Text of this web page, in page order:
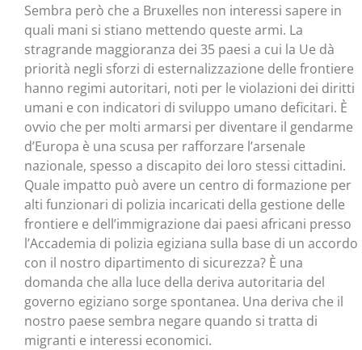
Sembra però che a Bruxelles non interessi sapere in
quali mani si stiano mettendo queste armi. La
stragrande maggioranza dei 35 paesi a cui la Ue dà
priorità negli sforzi di esternalizzazione delle frontiere
hanno regimi autoritari, noti per le violazioni dei diritti
umani e con indicatori di sviluppo umano deficitari. È
ovvio che per molti armarsi per diventare il gendarme
d’Europa è una scusa per rafforzare l’arsenale
nazionale, spesso a discapito dei loro stessi cittadini.
Quale impatto può avere un centro di formazione per
alti funzionari di polizia incaricati della gestione delle
frontiere e dell’immigrazione dai paesi africani presso
l’Accademia di polizia egiziana sulla base di un accordo
con il nostro dipartimento di sicurezza? È una
domanda che alla luce della deriva autoritaria del
governo egiziano sorge spontanea. Una deriva che il
nostro paese sembra negare quando si tratta di
migranti e interessi economici.